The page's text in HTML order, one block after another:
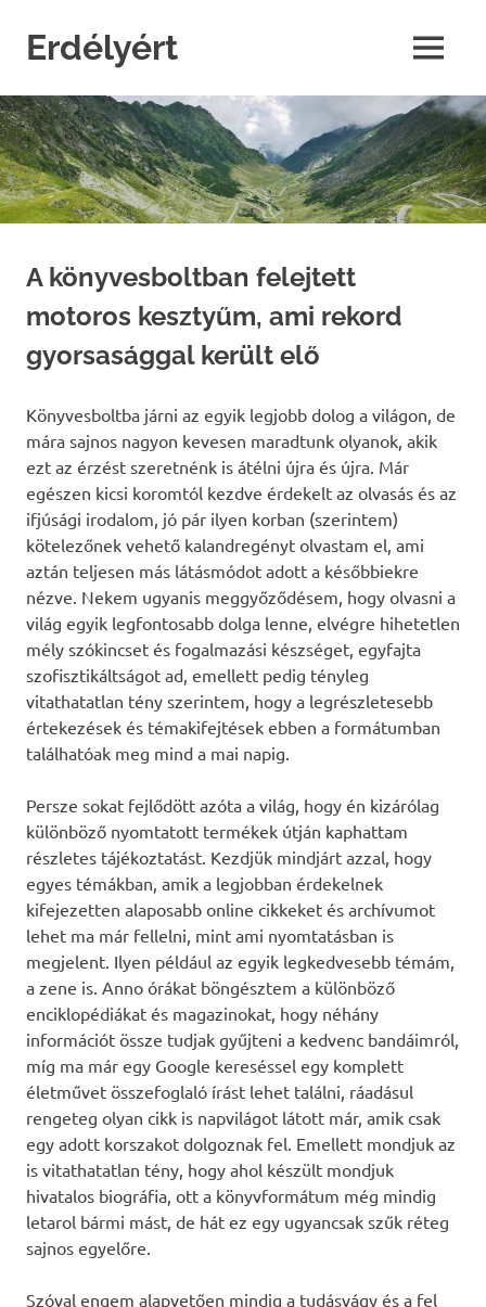
contentErdélyért MENU
A könyvesboltban felejtett
motoros kesztyűm, ami rekord
gyorsasággal került elő
Könyvesboltba járni az egyik legjobb dolog a világon, de
mára sajnos nagyon kevesen maradtunk olyanok, akik
ezt az érzést szeretnénk is átélni újra és újra. Már
egészen kicsi koromtól kezdve érdekelt az olvasás és az
ifjúsági irodalom, jó pár ilyen korban (szerintem)
kötelezőnek vehető kalandregényt olvastam el, ami
aztán teljesen más látásmódot adott a későbbiekre
nézve. Nekem ugyanis meggyőződésem, hogy olvasni a
világ egyik legfontosabb dolga lenne, elvégre hihetetlen
mély szókincset és fogalmazási készséget, egyfajta
szofisztikáltságot ad, emellett pedig tényleg
vitathatatlan tény szerintem, hogy a legrészletesebb
értekezések és témakifejtések ebben a formátumban
találhatóak meg mind a mai napig.
Persze sokat fejlődött azóta a világ, hogy én kizárólag
különböző nyomtatott termékek útján kaphattam
részletes tájékoztatást. Kezdjük mindjárt azzal, hogy
egyes témákban, amik a legjobban érdekelnek
kifejezetten alaposabb online cikkeket és archívumot
lehet ma már fellelni, mint ami nyomtatásban is
megjelent. Ilyen például az egyik legkedvesebb témám,
a zene is. Anno órákat böngésztem a különböző
enciklopédiákat és magazinokat, hogy néhány
információt össze tudjak gyűjteni a kedvenc bandáimról,
míg ma már egy Google kereséssel egy komplett
életművet összefoglaló írást lehet találni, ráadásul
rengeteg olyan cikk is napvilágot látott már, amik csak
egy adott korszakot dolgoznak fel. Emellett mondjuk az
is vitathatatlan tény, hogy ahol készült mondjuk
hivatalos biográfia, ott a könyvformátum még mindig
letarol bármi mást, de hát ez egy ugyancsak szűk réteg
sajnos egyelőre.
Szóval engem alapvetően mindig a tudásvágy és a fel